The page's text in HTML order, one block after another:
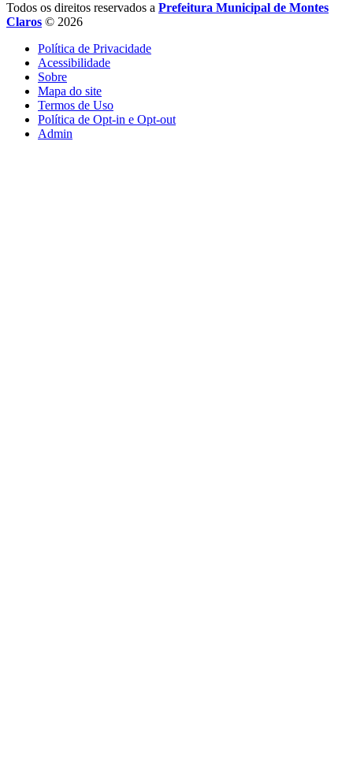
Todos os direitos reservados a Prefeitura Municipal de Montes
Claros © 2026
Política de Privacidade
Acessibilidade
Sobre
Mapa do site
Termos de Uso
Política de Opt-in e Opt-out
Admin